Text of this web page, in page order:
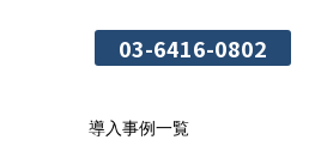
03-6416-0802
導入事例一覧